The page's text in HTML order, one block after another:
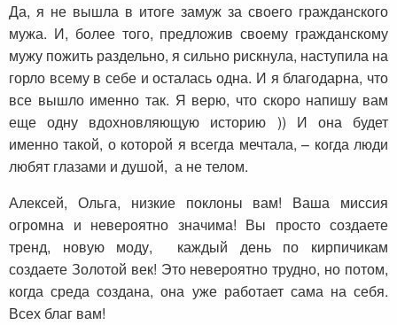
Да, я не вышла в итоге замуж за своего гражданского
мужа. И, более того, предложив своему гражданскому
мужу пожить раздельно, я сильно рискнула, наступила на
горло всему в себе и осталась одна. И я благодарна, что
все вышло именно так. Я верю, что скоро напишу вам
еще одну вдохновляющую историю )) И она будет
именно такой, о которой я всегда мечтала, – когда люди
любят глазами и душой, а не телом.
Алексей, Ольга, низкие поклоны вам! Ваша миссия
огромна и невероятно значима! Вы просто создаете
тренд, новую моду, каждый день по кирпичикам
создаете Золотой век! Это невероятно трудно, но потом,
когда среда создана, она уже работает сама на себя.
Всех благ вам!